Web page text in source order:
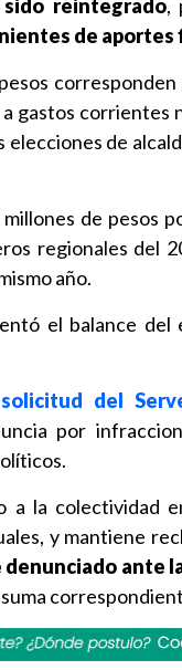
reintegrado,
de aportes
gastos corrientes
elecciones de
de pesos
regionales del
año.
el balance
solicitud del
por
a la colectividad
y mantiene
ante